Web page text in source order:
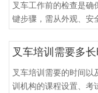
叉车工作前的检查是确
键步骤，需从外观、安
叉车培训需要多
叉车培训需要的时间以
训机构的课程设置、考